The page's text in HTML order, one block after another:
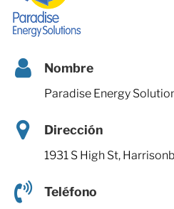
Nombre
Paradise Energy
Dirección
1931 S High St,
Teléfono